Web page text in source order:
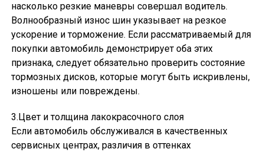
насколько резкие маневры совершал водитель.
Волнообразный износ шин указывает на резкое
ускорение и торможение. Если рассматриваемый для
покупки автомобиль демонстрирует оба этих
признака, следует обязательно проверить состояние
тормозных дисков, которые могут быть искривлены,
изношены или повреждены.
3.Цвет и толщина лакокрасочного слоя
Если автомобиль обслуживался в качественных
сервисных центрах, различия в оттенках